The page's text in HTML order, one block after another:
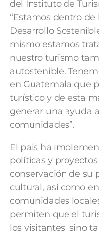
del Instituto de
“Estamos dentro de
Desarrollo
mismo estamos
nuestro turismo
autostenible.
en Guatemala que
turístico y de esta
generar una ayuda
comunidades”.
El país ha
políticas y
conservación de su
cultural, así como
comunidades
permiten que el
los visitantes, sino